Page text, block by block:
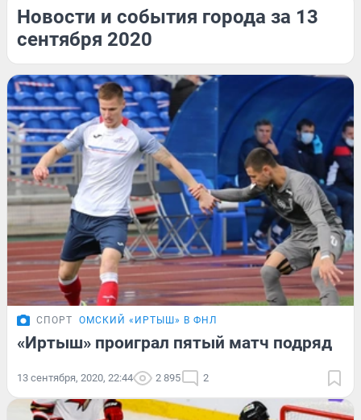
Новости и события города за 13
сентября 2020
СПОРТ ОМСКИЙ «ИРТЫШ» В ФНЛ
«Иртыш» проиграл пятый матч подряд
13 сентября, 2020, 22:44 2 895 2